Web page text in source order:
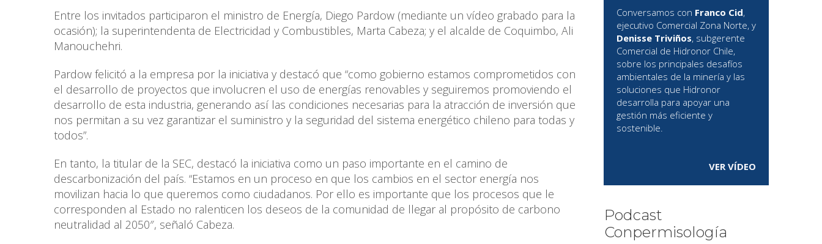
Entre los invitados participaron el ministro de Energía, Diego Pardow (mediante un vídeo grabado para la
ocasión); la superintendenta de Electricidad y Combustibles, Marta Cabeza; y el alcalde de Coquimbo, Ali
Manouchehri.
Pardow felicitó a la empresa por la iniciativa y destacó que “como gobierno estamos comprometidos con
el desarrollo de proyectos que involucren el uso de energías renovables y seguiremos promoviendo el
desarrollo de esta industria, generando así las condiciones necesarias para la atracción de inversión que
nos permitan a su vez garantizar el suministro y la seguridad del sistema energético chileno para todas y
todos”.
En tanto, la titular de la SEC, destacó la iniciativa como un paso importante en el camino de
descarbonización del país. “Estamos en un proceso en que los cambios en el sector energía nos
movilizan hacia lo que queremos como ciudadanos. Por ello es importante que los procesos que le
corresponden al Estado no ralenticen los deseos de la comunidad de llegar al propósito de carbono
neutralidad al 2050″, señaló Cabeza.
Conversamos con Franco Cid,
ejecutivo Comercial Zona Norte, y
Denisse Triviños, subgerente
Comercial de Hidronor Chile,
sobre los principales desafíos
ambientales de la minería y las
soluciones que Hidronor
desarrolla para apoyar una
gestión más eficiente y
sostenible.
VER VÍDEO
Podcast
Conpermisología